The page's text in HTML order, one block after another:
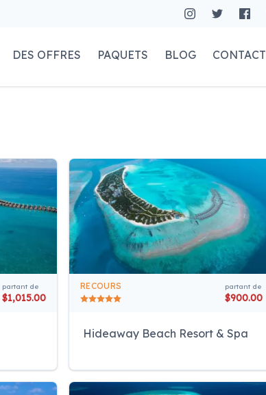
DES OFFRES PAQUETS BLOG CONTACT
partant de
$1,015.00
RECOURS partant de
$900.00
Hideaway Beach Resort & Spa